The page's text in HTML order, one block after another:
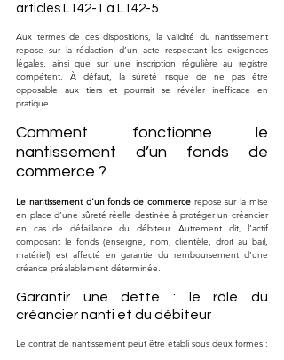
articles L142-1 à L142-5
Aux termes de ces dispositions, la validité du nantissement
repose sur la rédaction d’un acte respectant les exigences
légales, ainsi que sur une inscription régulière au registre
compétent. À défaut, la sûreté risque de ne pas être
opposable aux tiers et pourrait se révéler inefficace en
pratique.
Comment fonctionne le
nantissement d’un fonds de
commerce ?
Le nantissement d’un fonds de commerce repose sur la mise
en place d’une sûreté réelle destinée à protéger un créancier
en cas de défaillance du débiteur. Autrement dit, l’actif
composant le fonds (enseigne, nom, clientèle, droit au bail,
matériel) est affecté en garantie du remboursement d’une
créance préalablement déterminée.
Garantir une dette : le rôle du
créancier nanti et du débiteur
Le contrat de nantissement peut être établi sous deux formes :